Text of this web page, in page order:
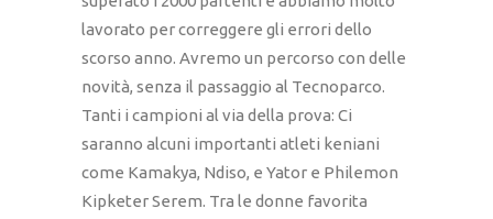
lavorato per correggere gli errori dello
scorso anno. Avremo un percorso con delle
novità, senza il passaggio al Tecnoparco.
Tanti i campioni al via della prova: Ci
saranno alcuni importanti atleti keniani
come Kamakya, Ndiso, e Yator e Philemon
Kipketer Serem. Tra le donne favorita